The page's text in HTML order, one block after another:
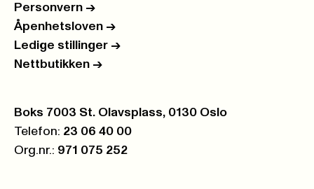
Personvern ->
Åpenhetsloven ->
Ledige stillinger ->
Nettbutikken ->
Postboks:
Boks 7003 St. Olavsplass, 0130 Oslo
Telefon: 23 06 40 00
Org.nr.: 971 075 252